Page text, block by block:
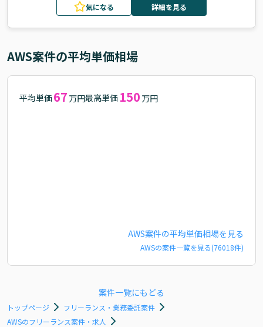
気になる 詳細を見る
AWS案件の平均単価相場
平均単価 67 万円最高単価 150 万円
AWS案件の平均単価相場を見る
AWSの案件一覧を見る(76018件)
案件一覧にもどる
トップページ
フリーランス・業務委託案件
AWSのフリーランス案件・求人